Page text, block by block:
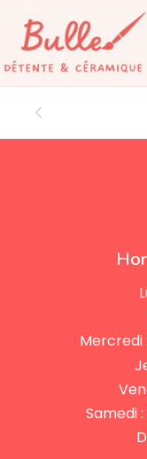
Mercredi
Samedi